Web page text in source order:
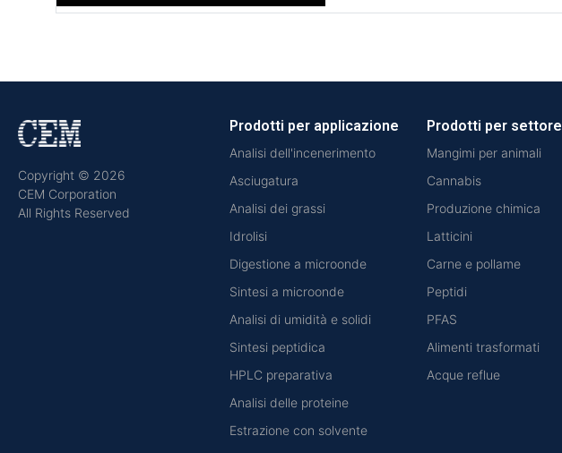
Copyright © 2026
CEM Corporation
All Rights Reserved
Prodotti per applicazione
Analisi dell'incenerimento
Asciugatura
Analisi dei grassi
Idrolisi
Digestione a microonde
Sintesi a microonde
Analisi di umidità e solidi
Sintesi peptidica
HPLC preparativa
Analisi delle proteine
Estrazione con solvente
Prodotti per settore
Mangimi per animali
Cannabis
Produzione chimica
Latticini
Carne e pollame
Peptidi
PFAS
Alimenti trasformati
Acque reflue